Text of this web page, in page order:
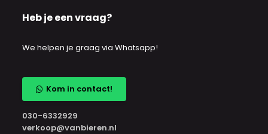
Heb je een vraag?
We helpen je graag via Whatsapp!
Kom in contact!
030-6332929
verkoop@vanbieren.nl